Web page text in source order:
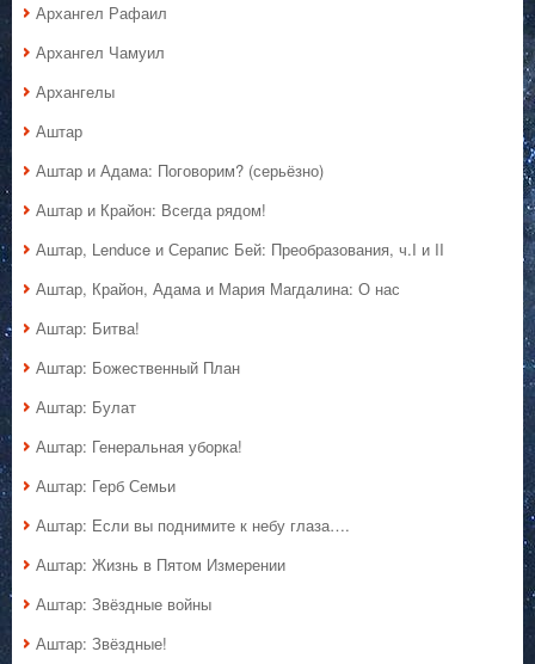
Архангел Рафаил
Архангел Чамуил
Архангелы
Аштар
Аштар и Адама: Поговорим? (серьёзно)
Аштар и Крайон: Всегда рядом!
Аштар, Lenduce и Серапис Бей: Преобразования, ч.I и II
Аштар, Крайон, Адама и Мария Магдалина: О нас
Аштар: Битва!
Аштар: Божественный План
Аштар: Булат
Аштар: Генеральная уборка!
Аштар: Герб Семьи
Аштар: Если вы поднимите к небу глаза….
Аштар: Жизнь в Пятом Измерении
Аштар: Звёздные войны
Аштар: Звёздные!